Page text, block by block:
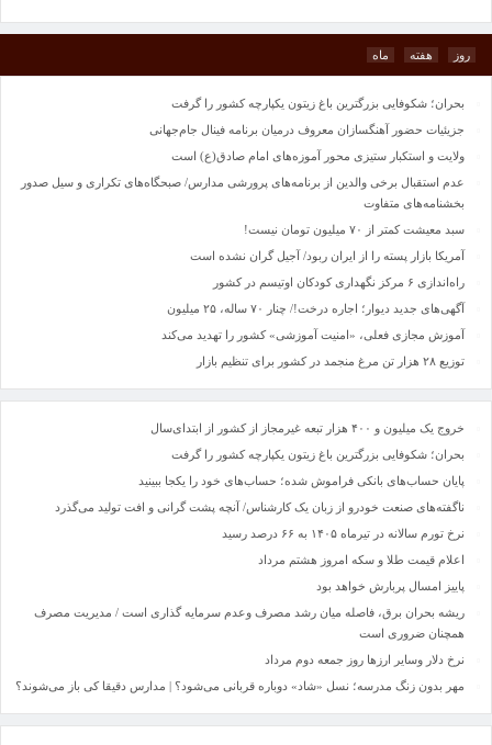
روز هفته ماه
خروج یک میلیون و ۴۰۰ هزار تبعه غیرمجاز از کشور از ابتدای‌سال
بحران؛ شکوفایی بزرگترین باغ زیتون یکپارچه کشور را گرفت
پایان حساب‌های بانکی فراموش شده؛ حساب‌های خود را یکجا ببینید
ناگفته‌های صنعت خودرو از زبان یک کارشناس/ آنچه پشت گرانی و افت تولید می‌گذرد
نرخ تورم سالانه در تیرماه ۱۴۰۵ به ۶۶ درصد رسید
اعلام قیمت طلا و سکه امروز هشتم مرداد
پاییز امسال پربارش خواهد بود
ریشه بحران برق، فاصله میان رشد مصرف وعدم سرمایه گذاری است / مدیریت مصرف
همچنان ضروری است
نرخ دلار وسایر ارزها روز جمعه دوم مرداد
مهر بدون زنگ مدرسه؛ نسل «شاد» دوباره قربانی می‌شود؟ | مدارس دقیقا کی باز می‌شوند؟
بحران؛ شکوفایی بزرگترین باغ زیتون یکپارچه کشور را گرفت
جزیئیات حضور آهنگسازان معروف درمیان برنامه فینال جام‌جهانی
ولایت و استکبار ستیزی محور آموزه‌های امام صادق(ع) است
عدم استقبال برخی والدین از برنامه‌های پرورشی مدارس/ صبحگاه‌های تکراری و سیل صدور
بخشنامه‌های متفاوت
سبد معیشت کمتر از ۷۰ میلیون تومان نیست!
آمریکا بازار پسته را از ایران ربود/ آجیل گران نشده است
راه‌اندازی ۶ مرکز نگهداری کودکان اوتیسم در کشور
آگهی‌های جدید دیوار؛ اجاره درخت!/ چنار ٧٠ ساله، ٢۵ میلیون
آموزش مجازی فعلی، «امنیت آموزشی» کشور را تهدید می‌کند
توزیع ۲۸ هزار تن مرغ منجمد در کشور برای تنظیم بازار